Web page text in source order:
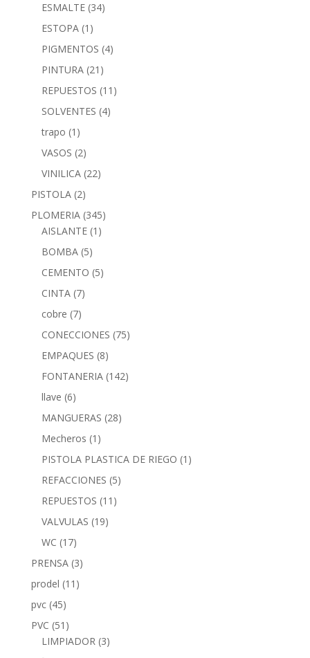
ESMALTE (34)
ESTOPA (1)
PIGMENTOS (4)
PINTURA (21)
REPUESTOS (11)
SOLVENTES (4)
trapo (1)
VASOS (2)
VINILICA (22)
PISTOLA (2)
PLOMERIA (345)
AISLANTE (1)
BOMBA (5)
CEMENTO (5)
CINTA (7)
cobre (7)
CONECCIONES (75)
EMPAQUES (8)
FONTANERIA (142)
llave (6)
MANGUERAS (28)
Mecheros (1)
PISTOLA PLASTICA DE RIEGO (1)
REFACCIONES (5)
REPUESTOS (11)
VALVULAS (19)
WC (17)
PRENSA (3)
prodel (11)
pvc (45)
PVC (51)
LIMPIADOR (3)